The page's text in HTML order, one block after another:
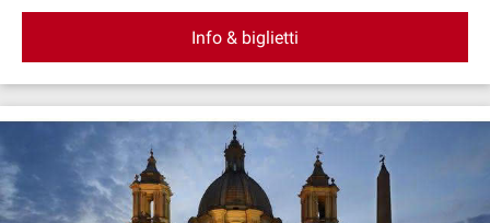
Info & biglietti